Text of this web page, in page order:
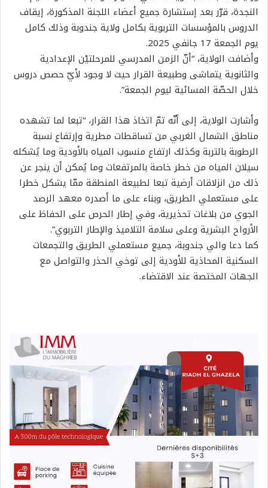
النجدة، قرّر بعد إستشارة جميع أعضاء اللجنة المذكورة، إيقاف
الدروس بالمؤسسات التربوية بكامل ولاية جندوبة وذلك كامل
يوم الجمعة 17 جانفي 2025.
وأضافت الولاية، “أنّ الزمن المدرسي للمرحلتيْن الإعدادية
والثانوية يتماشى وطبيعة القرار حيث لا وجود لأيّ حصص دروس
خلال الحصّة المسائية ليوم الجمعة”.
وأشارت الولاية، إلى أنّه تمّ اتخاذ هذا القرار، “تبعا لما تشهده
مناطق الشمال الغربي من تساقطات مطرية وإرتفاع نسبة
الرطوبة بالتربة وكذلك ارتفاع منسوب المياه بالأودية وما يُشكله
سيلان المياه من خطر خاصة بالمرتفعات وما يُمكن أن ينجر عن
ذلك من انزلاقات أرضية تبعا لطبيعة المنطقة ممّا يشكل خطرا
على مستعملي الطريق، وبناء على ما أصدره معهد الرصد
الجوي من بلاغات تحذيرية، وفي إطار الحرص على الحفاظ على
الأرواح البشرية وعلى سلامة التلاميذ والإطار التربوي”.
كما دعا والي جندوبة، جميع مستعملي الطريق والتجمعات
السكنية المحاذية للأودية إلى توخي الحذر والتواصل مع
الجهات المختصة عند الاقتضاء.